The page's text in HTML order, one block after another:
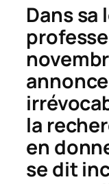
Dans sa
la
en
se dit